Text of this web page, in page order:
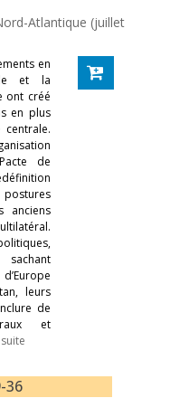
Atlantique (juillet
en
et la
ont créé
en plus
centrale.
de
anciens
leurs
de
et
36